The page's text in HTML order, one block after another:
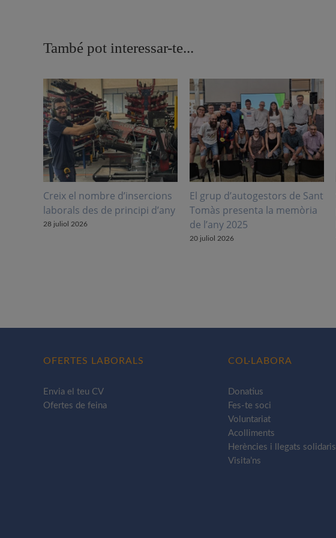
També pot interessar-te...
Creix el nombre d’insercions
laborals des de principi d’any
28 juliol 2026
El grup d’autogestors de Sant
Tomàs presenta la memòria
de l’any 2025
20 juliol 2026
OFERTES LABORALS
Envia el teu CV
Ofertes de feina
COL·LABORA
Donatius
Fes-te soci
Voluntariat
Acolliments
Herències i llegats solidaris
Visita’ns